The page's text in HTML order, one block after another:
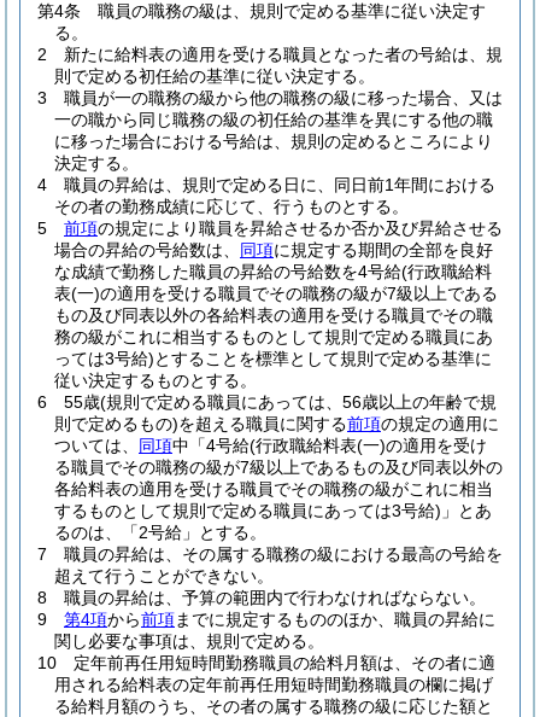
第4条
職員の職務の級は、規則で定める基準に従い決定す
る。
2
新たに給料表の適用を受ける職員となった者の号給は、規
則で定める初任給の基準に従い決定する。
3
職員が一の職務の級から他の職務の級に移った場合、又は
一の職から同じ職務の級の初任給の基準を異にする他の職
に移った場合における号給は、規則の定めるところにより
決定する。
4
職員の昇給は、規則で定める日に、同日前1年間における
その者の勤務成績に応じて、行うものとする。
5
前項の規定により職員を昇給させるか否か及び昇給させる
場合の昇給の号給数は、 同項に規定する期間の全部を良好
な成績で勤務した職員の昇給の号給数を4号給(行政職給料
表(一)の適用を受ける職員でその職務の級が7級以上である
もの及び同表以外の各給料表の適用を受ける職員でその職
務の級がこれに相当するものとして規則で定める職員にあ
っては3号給)とすることを標準として規則で定める基準に
従い決定するものとする。
6
55歳(規則で定める職員にあっては、56歳以上の年齢で規
則で定めるもの)を超える職員に関する前項の規定の適用に
ついては、 同項中「4号給(行政職給料表(一)の適用を受け
る職員でその職務の級が7級以上であるもの及び同表以外の
各給料表の適用を受ける職員でその職務の級がこれに相当
するものとして規則で定める職員にあっては3号給) 」とあ
るのは、「2号給」とする。
7
職員の昇給は、その属する職務の級における最高の号給を
超えて行うことができない。
8
職員の昇給は、予算の範囲内で行わなければならない。
9
第4項から前項までに規定するもののほか、職員の昇給に
関し必要な事項は、規則で定める。
10
定年前再任用短時間勤務職員の給料月額は、その者に適
用される給料表の定年前再任用短時間勤務職員の欄に掲げ
る給料月額のうち、その者の属する職務の級に応じた額と